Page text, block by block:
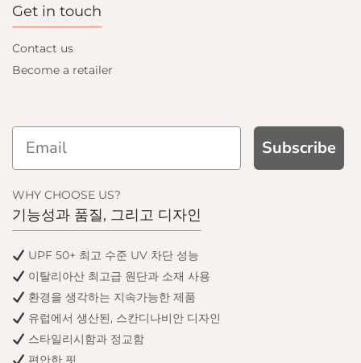
Get in touch
Contact us
Become a retailer
Subscribe
WHY CHOOSE US?
기능성과 품질, 그리고 디자인
UPF 50+ 최고 수준 UV 차단 성능
이탈리아산 최고급 원단과 소재 사용
환경을 생각하는 지속가능한 제품
유럽에서 생산된, 스칸디나비안 디자인
스타일리시함과 정교함
편안한 핏